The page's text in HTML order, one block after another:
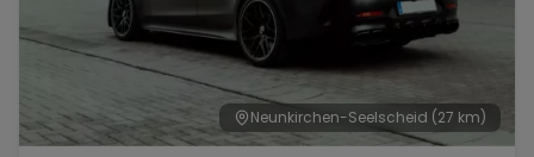
Neunkirchen-Seelscheid (27 km)